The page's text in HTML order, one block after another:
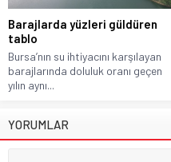
Barajlarda yüzleri güldüren
tablo
Bursa’nın su ihtiyacını karşılayan
barajlarında doluluk oranı geçen
yılın aynı...
YORUMLAR